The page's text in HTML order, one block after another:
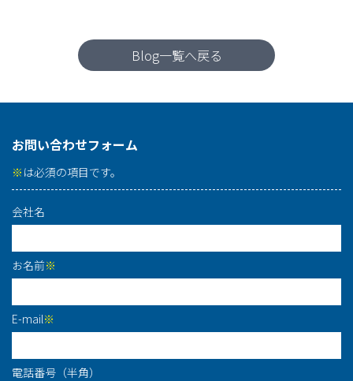
Blog一覧へ戻る
お問い合わせフォーム
※ は必須の項目です。
会社名
お名前※
E-mail※
電話番号（半角）